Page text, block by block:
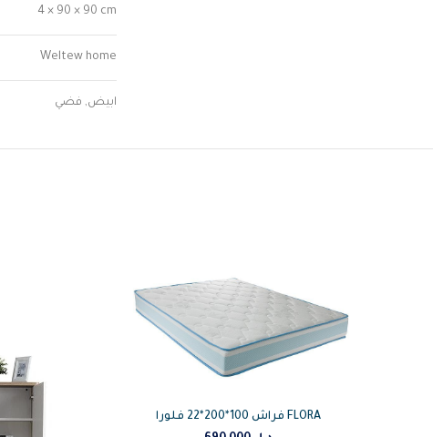
4 × 90 × 90 cm
Weltew home
ابيض, فضي
فراش 100*200*22 فلورا FLORA